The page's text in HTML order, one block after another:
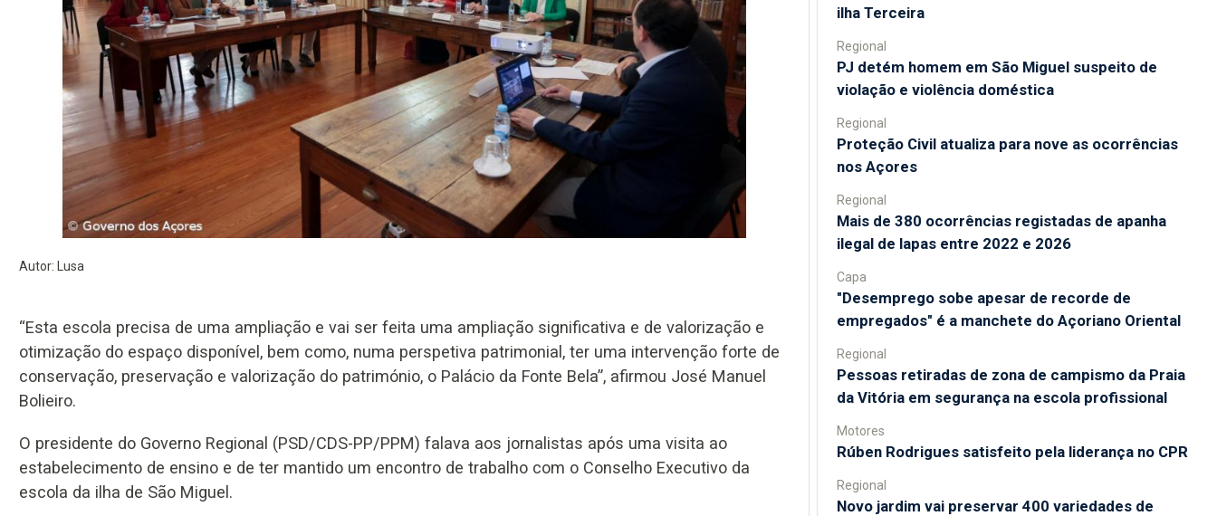
Autor: Lusa
“Esta escola precisa de uma ampliação e vai ser feita uma ampliação significativa e de valorização e
otimização do espaço disponível, bem como, numa perspetiva patrimonial, ter uma intervenção forte de
conservação, preservação e valorização do património, o Palácio da Fonte Bela”, afirmou José Manuel
Bolieiro.
O presidente do Governo Regional (PSD/CDS-PP/PPM) falava aos jornalistas após uma visita ao
estabelecimento de ensino e de ter mantido um encontro de trabalho com o Conselho Executivo da
escola da ilha de São Miguel.
ilha Terceira
Regional
PJ detém homem em São Miguel suspeito de
violação e violência doméstica
Regional
Proteção Civil atualiza para nove as ocorrências
nos Açores
Regional
Mais de 380 ocorrências registadas de apanha
ilegal de lapas entre 2022 e 2026
Capa
"Desemprego sobe apesar de recorde de
empregados" é a manchete do Açoriano Oriental
Regional
Pessoas retiradas de zona de campismo da Praia
da Vitória em segurança na escola profissional
Motores
Rúben Rodrigues satisfeito pela liderança no CPR
Regional
Novo jardim vai preservar 400 variedades de